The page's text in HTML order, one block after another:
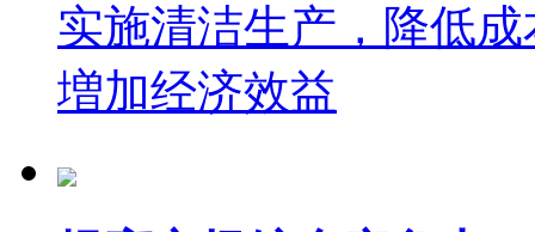
实施清洁生产，降低成
増加经济效益